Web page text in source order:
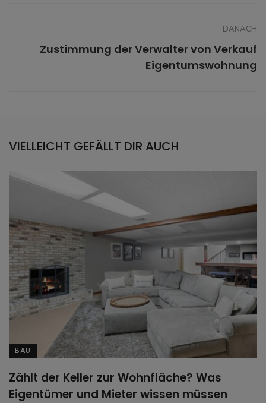
DANACH
Zustimmung der Verwalter von Verkauf
Eigentumswohnung
VIELLEICHT GEFÄLLT DIR AUCH
BAU
Zählt der Keller zur Wohnfläche? Was
Eigentümer und Mieter wissen müssen